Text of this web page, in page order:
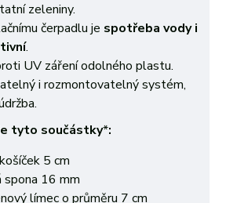
zeleniny.
čerpadlu je spotřeba vody i
.
UV záření odolného plastu.
i rozmontovatelný systém,
tyto součástky*:
5 cm
spona 16 mm
límec o průměru 7 cm